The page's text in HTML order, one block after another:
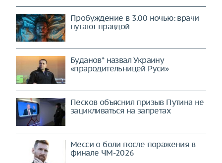
Пробуждение в 3.00 ночью: врачи
пугают правдой
Буданов* назвал Украину
«прародительницей Руси»
Песков объяснил призыв Путина не
зацикливаться на запретах
Месси о боли после поражения в
финале ЧМ-2026